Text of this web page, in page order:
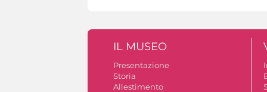
IL MUSEO
Presentazione
Storia
Allestimento